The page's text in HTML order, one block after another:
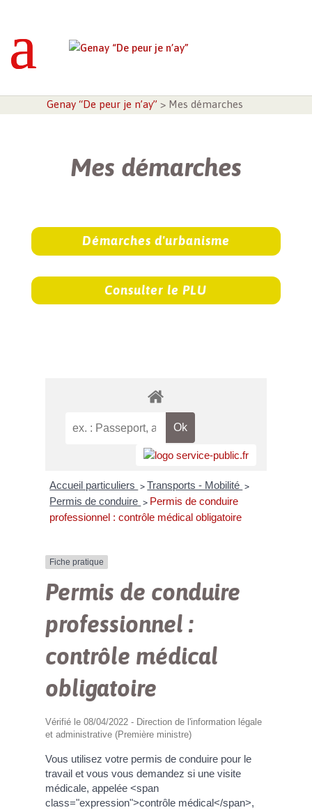
Genay “De peur je n’ay” > Mes démarches
Mes démarches
Démarches d'urbanisme
Consulter le PLU
Accueil particuliers > Transports - Mobilité >
Permis de conduire > Permis de conduire
professionnel : contrôle médical obligatoire
Fiche pratique
Permis de conduire
professionnel :
contrôle médical
obligatoire
Vérifié le 08/04/2022 - Direction de l'information légale
et administrative (Première ministre)
Vous utilisez votre permis de conduire pour le
travail et vous vous demandez si une visite
médicale, appelée <span
class="expression">contrôle médical</span>,